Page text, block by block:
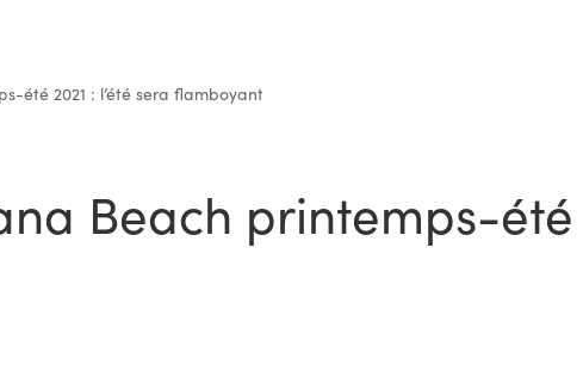
été 2021 : l’été sera flamboyant
Beach printemps-été